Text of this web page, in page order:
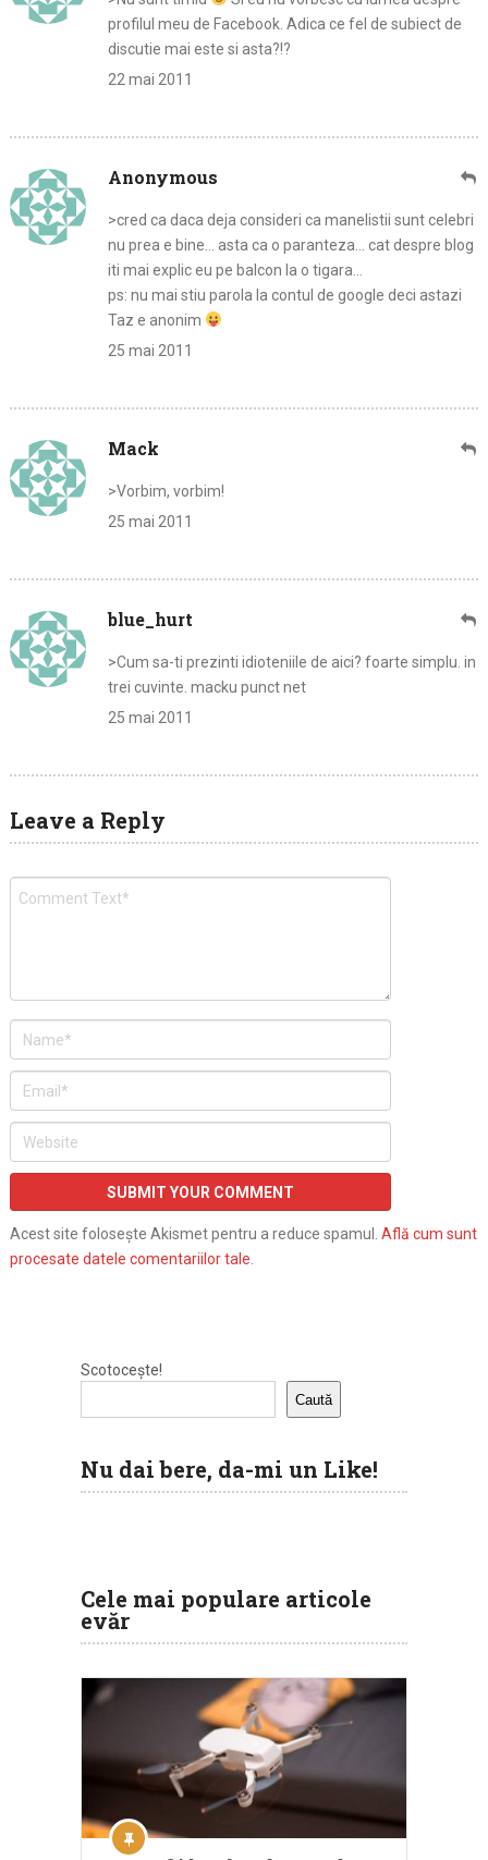
profilul meu de Facebook. Adica ce fel de subiect de
discutie mai este si asta?!?
22 mai 2011
Anonymous
>cred ca daca deja consideri ca manelistii sunt celebri
nu prea e bine… asta ca o paranteza… cat despre blog
iti mai explic eu pe balcon la o tigara…
ps: nu mai stiu parola la contul de google deci astazi
Taz e anonim
25 mai 2011
Mack
>Vorbim, vorbim!
25 mai 2011
blue_hurt
>Cum sa-ti prezinti idioteniile de aici? foarte simplu. in
trei cuvinte. macku punct net
25 mai 2011
Leave a Reply
Acest site folosește Akismet pentru a reduce spamul. Află cum sunt
procesate datele comentariilor tale
Scotocește!
Caută
Nu dai bere, da-mi un Like!
Cele mai populare articole
evăr